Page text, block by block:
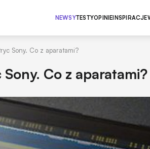
NEWSYTESTYOPINIEINSPIRACJE
Sony. Co z aparatami?
Co z aparatami?